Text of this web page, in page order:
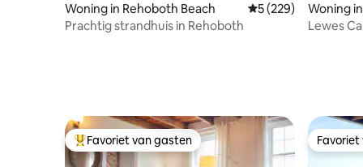
Woning in Rehoboth Beach Gemiddelde
5 (229)
Prachtig strandhuis in Rehoboth
Woning
Lewes
Topfavoriet van gasten
Favoriet van gasten